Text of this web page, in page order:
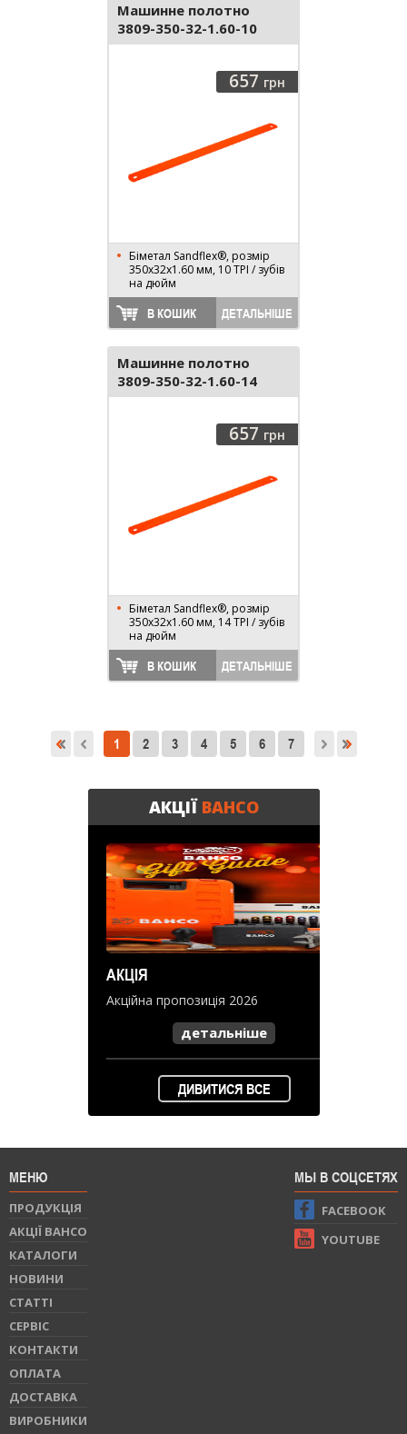
Машинне полотно
3809-350-32-1.60-10
657 грн
Біметал Sandflex®, розмір
350х32х1.60 мм, 10 TPI / зубів
на дюйм
В КОШИК ДЕТАЛЬНІШЕ
Машинне полотно
3809-350-32-1.60-14
657 грн
Біметал Sandflex®, розмір
350х32х1.60 мм, 14 TPI / зубів
на дюйм
В КОШИК ДЕТАЛЬНІШЕ
1 2 3 4 5 6 7
АКЦІЇBAHCO
АКЦІЯ
Акційна пропозиція 2026
детальніше
ДИВИТИСЯ ВСЕ
МЕНЮ
ПРОДУКЦIЯ
АКЦІЇ BAHCO
КАТАЛОГИ
НОВИНИ
СТАТТI
СЕРВIС
КОНТАКТИ
ОПЛАТА
ДОСТАВКА
ВИРОБНИКИ
МЫ В СОЦСЕТЯХ
FACEBOOK
YOUTUBE